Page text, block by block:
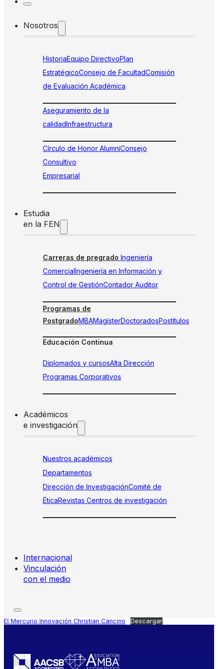
Nosotros
HistoriaEquipo DirectivoPlan
EstratégicoConsejo de FacultadComisión
de Evaluación Académica
Aseguramiento de la
calidadInfraestructura
Círculo de Honor AlumniConsejo
Consultivo
Empresarial
Estudia
en la FEN
Carreras de pregrado Ingeniería
ComercialIngeniería en Información y
Control de GestiónContador Auditor
Programas de
PostgradoMBAMagísterDoctoradosPostítulos
Educación Continua
Diplomados y cursosAlta Dirección
Programas Corporativos
Académicos
e investigación
Nuestros académicos
Departamentos
Dirección de InvestigaciónComité de
ÉticaRevistas Centros de investigación
Internacional
Vinculación
con el medio
El Mercurio Innovación Christian Cancino Descargar